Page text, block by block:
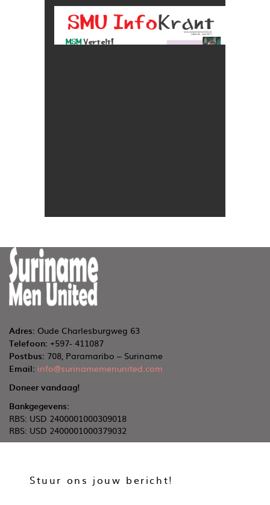
Adres: Oude Charlesburgweg 63
Telefoon: +597- 411087
Postbus: 708, Paramaribo – Suriname
Email: info@surinamemenunited.com
Doneer vandaag!
Bankgegevens:
RBS: USD 2400001000309018
RBS: USD 2400001000379032
Stuur ons jouw bericht!